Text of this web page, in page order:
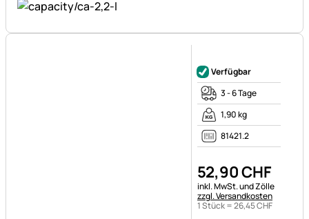
2x Tränkebecken K50 aus Kunststoff mit
Druckzunge - Rindertränke, Pferdetränke,
Tränkebecken im praktischen Doppelpack
mehr Sicherheit dank abgerundeter Kanten
52,90CHF
Steuerhinweis:
inkl. MwSt. und Zölle
zzgl. Versandkosten
1 Stück =26,45